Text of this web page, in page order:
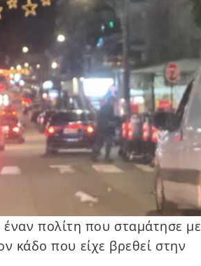
πολίτη που σταμάτησε με
κάδο που είχε βρεθεί στην